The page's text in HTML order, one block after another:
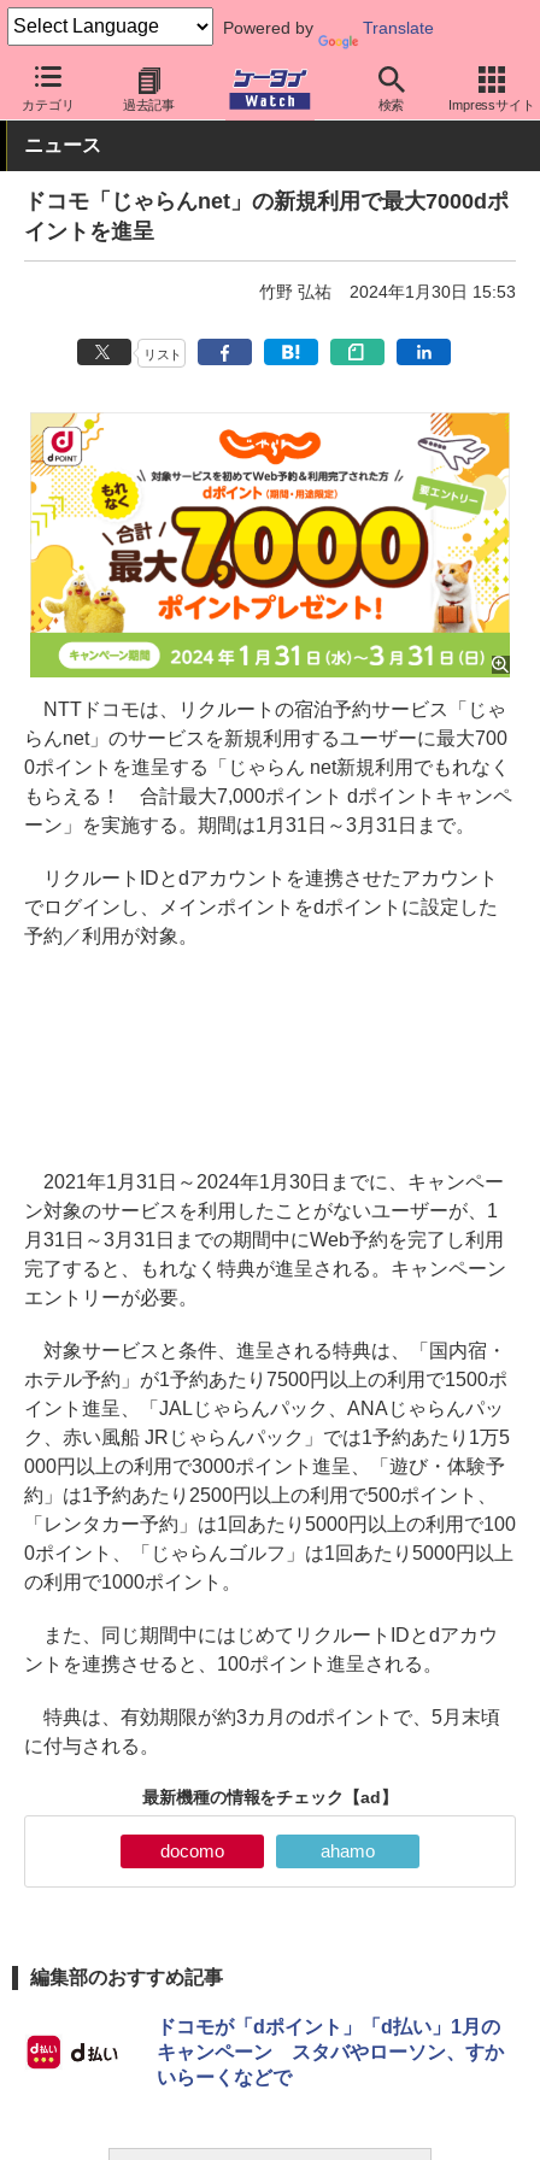
Powered by Translate
カテゴリ 過去記事 検索 Impressサイト
ケータイ Watch アプリ・サービス 決済/金融
ニュース
ドコモ「じゃらんnet」の新規利用で最大7000dポ
イントを進呈
竹野 弘祐 2024年1月30日 15:53
リスト
NTTドコモは、リクルートの宿泊予約サービス「じゃ
らんnet」のサービスを新規利用するユーザーに最大700
0ポイントを進呈する「じゃらん net新規利用でもれなく
もらえる！ 合計最大7,000ポイント dポイントキャンペ
ーン」を実施する。期間は1月31日～3月31日まで。
リクルートIDとdアカウントを連携させたアカウント
でログインし、メインポイントをdポイントに設定した
予約／利用が対象。
2021年1月31日～2024年1月30日までに、キャンペー
ン対象のサービスを利用したことがないユーザーが、1
月31日～3月31日までの期間中にWeb予約を完了し利用
完了すると、もれなく特典が進呈される。キャンペーン
エントリーが必要。
対象サービスと条件、進呈される特典は、「国内宿・
ホテル予約」が1予約あたり7500円以上の利用で1500ポ
イント進呈、「JALじゃらんパック、ANAじゃらんパッ
ク、赤い風船 JRじゃらんパック」では1予約あたり1万5
000円以上の利用で3000ポイント進呈、「遊び・体験予
約」は1予約あたり2500円以上の利用で500ポイント、
「レンタカー予約」は1回あたり5000円以上の利用で100
0ポイント、「じゃらんゴルフ」は1回あたり5000円以上
の利用で1000ポイント。
また、同じ期間中にはじめてリクルートIDとdアカウ
ントを連携させると、100ポイント進呈される。
特典は、有効期限が約3カ月のdポイントで、5月末頃
に付与される。
最新機種の情報をチェック 【ad】
docomo ahamo
編集部のおすすめ記事
ドコモが「dポイント」「d払い」1月の
キャンペーン スタバやローソン、すか
いらーくなどで